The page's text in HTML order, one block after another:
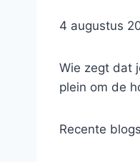
4 augustus
Wie zegt dat
plein om de
Recente blogs